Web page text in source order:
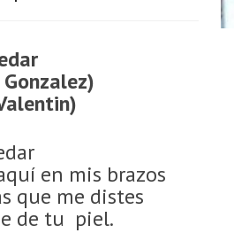
en mis brazos
que me distes
de tu piel.